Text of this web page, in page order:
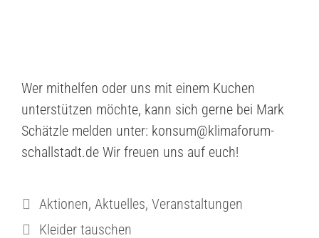
Wer mithelfen oder uns mit einem Kuchen
unterstützen möchte, kann sich gerne bei Mark
Schätzle melden unter: konsum@klimaforum-
schallstadt.de Wir freuen uns auf euch!
Aktionen, Aktuelles, Veranstaltungen
Kleider tauschen